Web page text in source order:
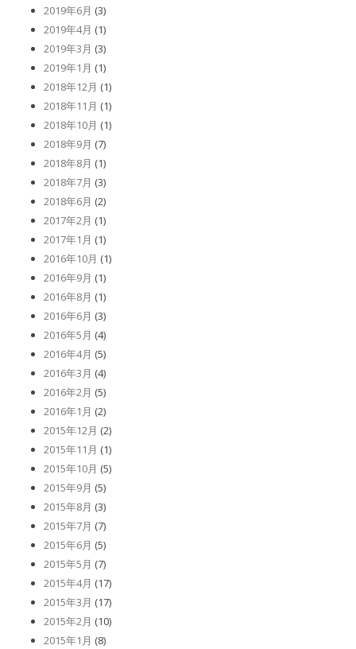
2019年6月 (3)
2019年4月 (1)
2019年3月 (3)
2019年1月 (1)
2018年12月 (1)
2018年11月 (1)
2018年10月 (1)
2018年9月 (7)
2018年8月 (1)
2018年7月 (3)
2018年6月 (2)
2017年2月 (1)
2017年1月 (1)
2016年10月 (1)
2016年9月 (1)
2016年8月 (1)
2016年6月 (3)
2016年5月 (4)
2016年4月 (5)
2016年3月 (4)
2016年2月 (5)
2016年1月 (2)
2015年12月 (2)
2015年11月 (1)
2015年10月 (5)
2015年9月 (5)
2015年8月 (3)
2015年7月 (7)
2015年6月 (5)
2015年5月 (7)
2015年4月 (17)
2015年3月 (17)
2015年2月 (10)
2015年1月 (8)